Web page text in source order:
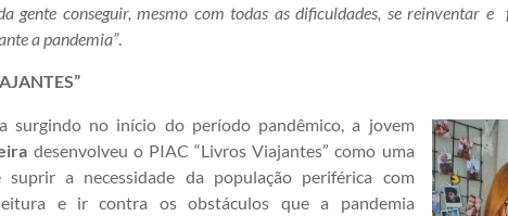
gente conseguir, mesmo com todas as dificuldades, se reinventar
a pandemia”.
surgindo no início do período pandêmico, a jovem
desenvolveu o PIAC “Livros Viajantes” como uma
suprir a necessidade da população periférica com
e ir contra os obstáculos que a pandemia